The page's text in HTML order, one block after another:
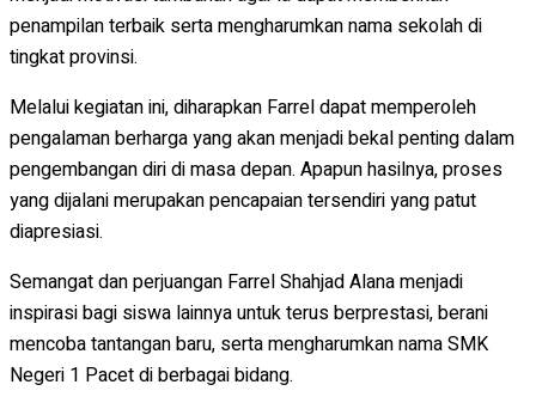
penampilan terbaik serta mengharumkan nama sekolah di
tingkat provinsi.
Melalui kegiatan ini, diharapkan Farrel dapat memperoleh
pengalaman berharga yang akan menjadi bekal penting dalam
pengembangan diri di masa depan. Apapun hasilnya, proses
yang dijalani merupakan pencapaian tersendiri yang patut
diapresiasi.
Semangat dan perjuangan Farrel Shahjad Alana menjadi
inspirasi bagi siswa lainnya untuk terus berprestasi, berani
mencoba tantangan baru, serta mengharumkan nama SMK
Negeri 1 Pacet di berbagai bidang.